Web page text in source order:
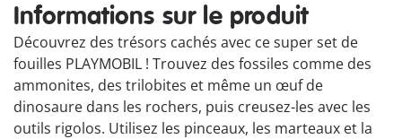
Informations sur le produit
Découvrez des trésors cachés avec ce super set de
fouilles PLAYMOBIL ! Trouvez des fossiles comme des
ammonites, des trilobites et même un œuf de
dinosaure dans les rochers, puis creusez-les avec les
outils rigolos. Utilisez les pinceaux, les marteaux et la